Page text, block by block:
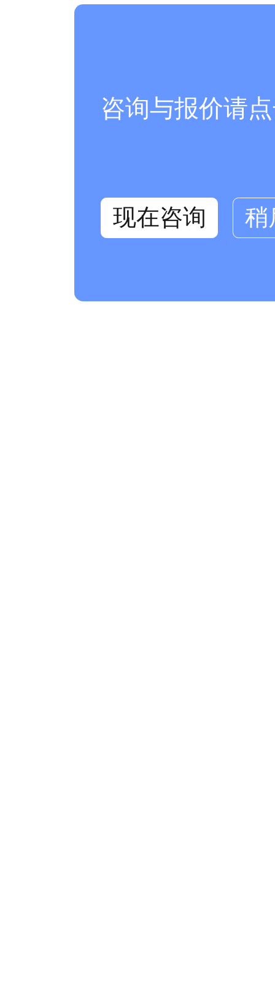
咨询与报价请
现在咨询 稍